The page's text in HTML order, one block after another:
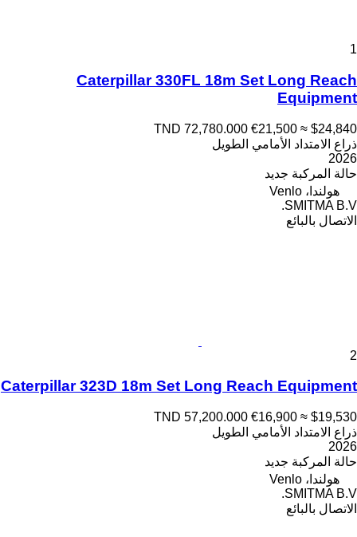
1
Caterpillar 330FL 18m Set Long Reach
Equipment
TND 72,780.000 €21,500 ≈ $24,840
ذراع الامتداد الأمامي الطويل
2026
حالة المركبة جديد
هولندا، Venlo
SMITMA B.V.
الاتصال بالبائع
2
Caterpillar 323D 18m Set Long Reach Equipment
TND 57,200.000 €16,900 ≈ $19,530
ذراع الامتداد الأمامي الطويل
2026
حالة المركبة جديد
هولندا، Venlo
SMITMA B.V.
الاتصال بالبائع